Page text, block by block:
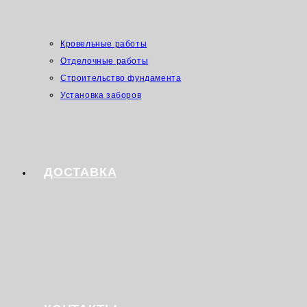
Кровельные работы
Отделочные работы
Строительство фундамента
Установка заборов
ДОСТАВКА